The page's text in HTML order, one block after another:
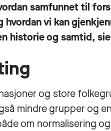
samfunnet til
vi kan
historie og samtid,
og store
mindre grupper og
om normalisering